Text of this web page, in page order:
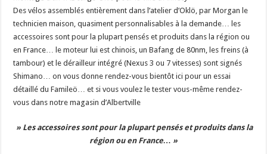
Des vélos assemblés entièrement dans l’atelier d’Oklö, par Morgan le
technicien maison, quasiment personnalisables à la demande… les
accessoires sont pour la plupart pensés et produits dans la région ou
en France… le moteur lui est chinois, un Bafang de 80nm, les freins (à
tambour) et le dérailleur intégré (Nexus 3 ou 7 vitesses) sont signés
Shimano… on vous donne rendez-vous bientôt ici pour un essai
détaillé du Famileö… et si vous voulez le tester vous-même rendez-
vous dans notre magasin d’Albertville
» Les accessoires sont pour la plupart pensés et produits dans la
région ou en France… »